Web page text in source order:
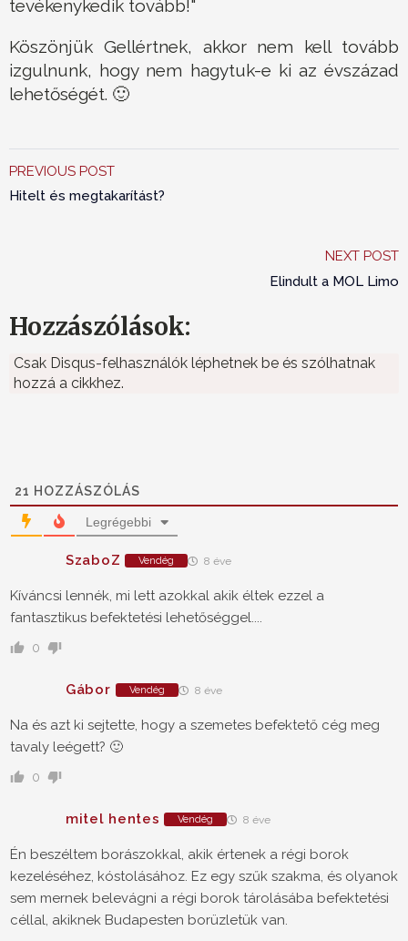
tevékenykedik tovább!"
Köszönjük Gellértnek, akkor nem kell tovább
izgulnunk, hogy nem hagytuk-e ki az évszázad
lehetőségét. 🙂
PREVIOUS POST
Hitelt és megtakarítást?
NEXT POST
Elindult a MOL Limo
Hozzászólások:
Csak Disqus-felhasználók léphetnek be és szólhatnak
hozzá a cikkhez.
21 HOZZÁSZÓLÁS
Legrégebbi
SzaboZ Vendég 8 éve
Kíváncsi lennék, mi lett azokkal akik éltek ezzel a
fantasztikus befektetési lehetőséggel....
0
Gábor Vendég 8 éve
Na és azt ki sejtette, hogy a szemetes befektető cég meg
tavaly leégett? 🙂
0
mitel hentes Vendég 8 éve
Én beszéltem borászokkal, akik értenek a régi borok
kezeléséhez, kóstolásához. Ez egy szűk szakma, és olyanok
sem mernek belevágni a régi borok tárolásába befektetési
céllal, akiknek Budapesten borüzletük van.